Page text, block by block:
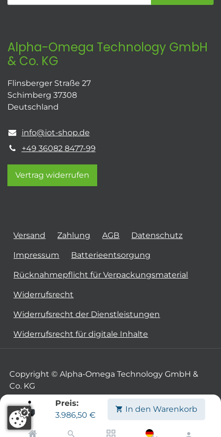
Preis:
3.986,50 €
In den Warenkorb
Alpha-Omega Technology GmbH
& Co. KG
Flinsberger Straße 27
Schimberg 37308
Deutschland
info@iot-shop.de
+49 36082 8477-99
Vertrag widerrufen
Versand Zahlung AGB Datenschutz
Impressum Batterieentsorgung
Rücknahmepflicht für Verpackungsmaterial
Widerrufsrecht
Widerrufsrecht der Dienstleistungen
Widerrufsrecht für digitale Inhalte
Copyright © Alpha-Omega Technology GmbH &
Co. KG